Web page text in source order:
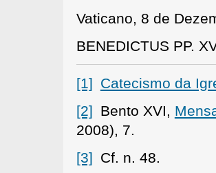
Vaticano, 8 de
BENEDICTUS PP.
[1] Catecismo da
[2] Bento XVI,
2008), 7.
[3] Cf. n. 48.